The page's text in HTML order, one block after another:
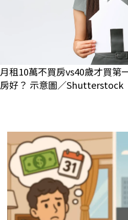
月租10萬不買房vs40歲才買第
房好？ 示意圖／Shutterstock